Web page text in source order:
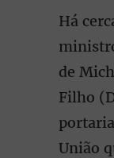
Há
de
Filho
União